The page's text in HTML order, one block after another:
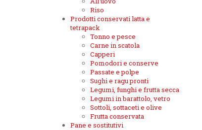
Riso
Prodotti conservati latta e
tetrapack
Tonno e pesce
Carne in scatola
Capperi
Pomodori e conserve
Passate e polpe
Sughi e ragu pronti
Legumi, funghi e frutta secca
Legumi in barattolo, vetro
Sottoli, sottaceti e olive
Frutta conservata
Pane e sostitutivi